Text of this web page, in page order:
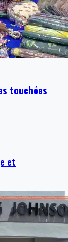
touchées
et